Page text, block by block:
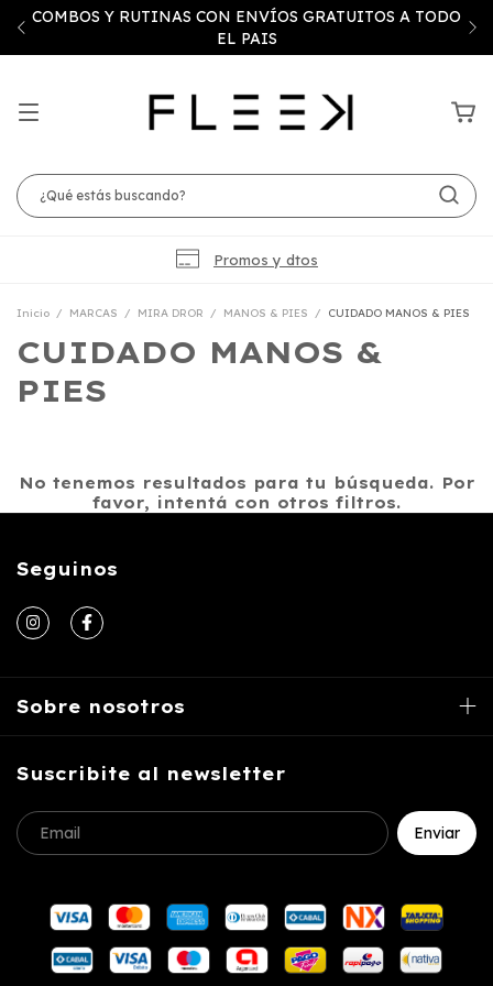
COMBOS Y RUTINAS CON ENVÍOS GRATUITOS A TODO
EL PAIS
Promos y dtos
Inicio / MARCAS / MIRA DROR / MANOS & PIES / CUIDADO MANOS & PIES
CUIDADO MANOS &
PIES
No tenemos resultados para tu búsqueda. Por
favor, intentá con otros filtros.
Seguinos
Sobre nosotros
Suscribite al newsletter